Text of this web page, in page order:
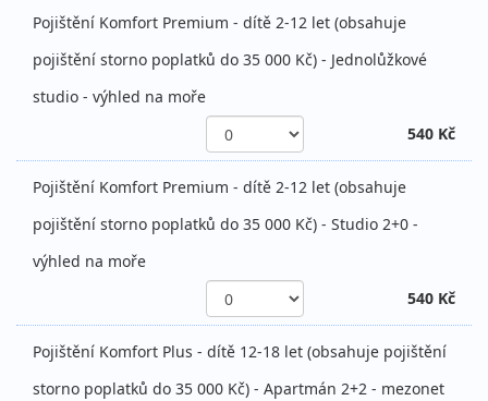
Pojištění Komfort Premium - dítě 2-12 let (obsahuje
pojištění storno poplatků do 35 000 Kč) - Jednolůžkové
studio - výhled na moře
540 Kč
Pojištění Komfort Premium - dítě 2-12 let (obsahuje
pojištění storno poplatků do 35 000 Kč) - Studio 2+0 -
výhled na moře
540 Kč
Pojištění Komfort Plus - dítě 12-18 let (obsahuje pojištění
storno poplatků do 35 000 Kč) - Apartmán 2+2 - mezonet